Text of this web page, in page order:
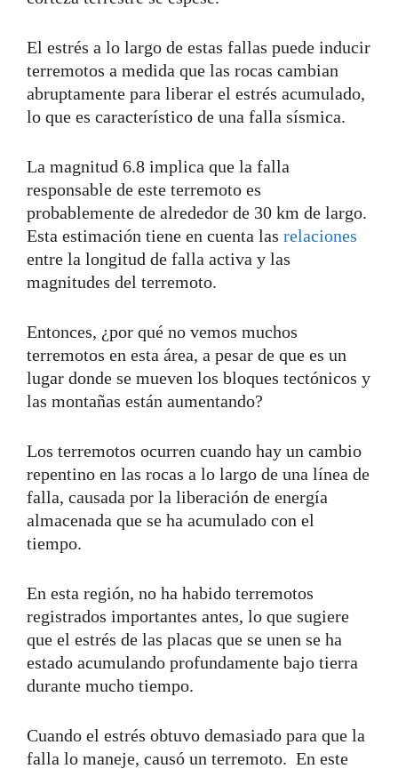
El estrés a lo largo de estas fallas puede inducir
terremotos a medida que las rocas cambian
abruptamente para liberar el estrés acumulado,
lo que es característico de una falla sísmica.
La magnitud 6.8 implica que la falla
responsable de este terremoto es
probablemente de alrededor de 30 km de largo.
Esta estimación tiene en cuenta las relaciones
entre la longitud de falla activa y las
magnitudes del terremoto.
Entonces, ¿por qué no vemos muchos
terremotos en esta área, a pesar de que es un
lugar donde se mueven los bloques tectónicos y
las montañas están aumentando?
Los terremotos ocurren cuando hay un cambio
repentino en las rocas a lo largo de una línea de
falla, causada por la liberación de energía
almacenada que se ha acumulado con el
tiempo.
En esta región, no ha habido terremotos
registrados importantes antes, lo que sugiere
que el estrés de las placas que se unen se ha
estado acumulando profundamente bajo tierra
durante mucho tiempo.
Cuando el estrés obtuvo demasiado para que la
falla lo maneje, causó un terremoto. En este